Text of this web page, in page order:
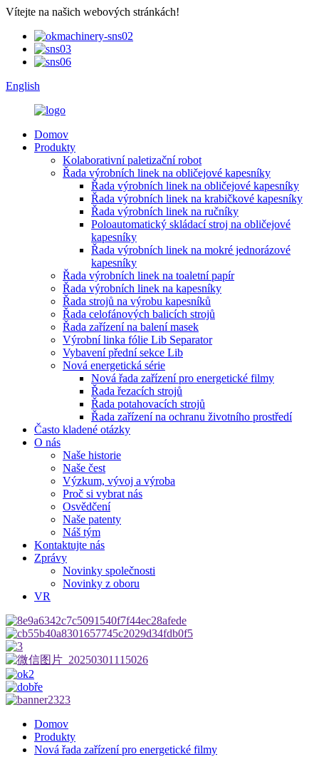
Vítejte na našich webových stránkách!
English
Domov
Produkty
Kolaborativní paletizační robot
Řada výrobních linek na obličejové kapesníky
Řada výrobních linek na obličejové kapesníky
Řada výrobních linek na krabičkové kapesníky
Řada výrobních linek na ručníky
Poloautomatický skládací stroj na obličejové
kapesníky
Řada výrobních linek na mokré jednorázové
kapesníky
Řada výrobních linek na toaletní papír
Řada výrobních linek na kapesníky
Řada strojů na výrobu kapesníků
Řada celofánových balicích strojů
Řada zařízení na balení masek
Výrobní linka fólie Lib Separator
Vybavení přední sekce Lib
Nová energetická série
Nová řada zařízení pro energetické filmy
Řada řezacích strojů
Řada potahovacích strojů
Řada zařízení na ochranu životního prostředí
Často kladené otázky
O nás
Naše historie
Naše čest
Výzkum, vývoj a výroba
Proč si vybrat nás
Osvědčení
Naše patenty
Náš tým
Kontaktujte nás
Zprávy
Novinky společnosti
Novinky z oboru
VR
Domov
Produkty
Nová řada zařízení pro energetické filmy